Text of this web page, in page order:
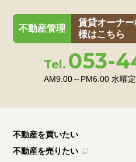
浜松市浜名区三ヶ日町都筑
不動産管理
賃貸オーナ
様はこちら
Tel. 053-
AM9:00～PM6:00 水曜
不動産を買いたい
不動産を売りたい